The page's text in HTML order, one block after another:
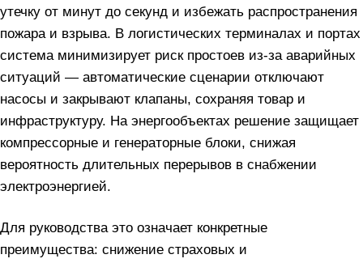
утечку от минут до секунд и избежать распространения
пожара и взрыва. В логистических терминалах и портах
система минимизирует риск простоев из‑за аварийных
ситуаций — автоматические сценарии отключают
насосы и закрывают клапаны, сохраняя товар и
инфраструктуру. На энергообъектах решение защищает
компрессорные и генераторные блоки, снижая
вероятность длительных перерывов в снабжении
электроэнергией.
Для руководства это означает конкретные
преимущества: снижение страховых и